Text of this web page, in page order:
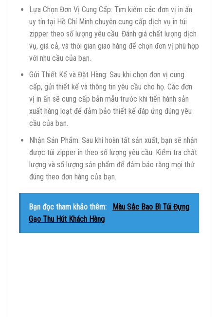
Lựa Chọn Đơn Vị Cung Cấp: Tìm kiếm các đơn vị in ấn
uy tín tại Hồ Chí Minh chuyên cung cấp dịch vụ in túi
zipper theo số lượng yêu cầu. Đánh giá chất lượng dịch
vụ, giá cả, và thời gian giao hàng để chọn đơn vị phù hợp
với nhu cầu của bạn.
Gửi Thiết Kế và Đặt Hàng: Sau khi chọn đơn vị cung
cấp, gửi thiết kế và thông tin yêu cầu cho họ. Các đơn
vị in ấn sẽ cung cấp bản mẫu trước khi tiến hành sản
xuất hàng loạt để đảm bảo thiết kế đáp ứng đúng yêu
cầu của bạn.
Nhận Sản Phẩm: Sau khi hoàn tất sản xuất, bạn sẽ nhận
được túi zipper in theo số lượng yêu cầu. Kiểm tra chất
lượng và số lượng sản phẩm để đảm bảo rằng mọi thứ
đúng theo đơn hàng của bạn.
Bạn đọc tham khảo thêm:
Màu Sắc Bao Bì Túi Đựng
Gạo Thu Hút Khách Hàng